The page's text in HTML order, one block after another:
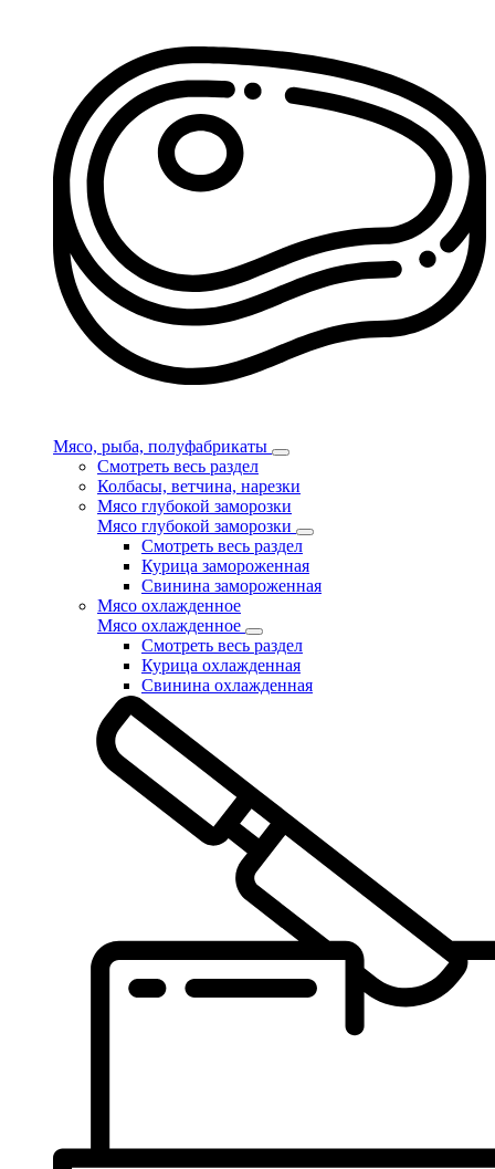
Мясо, рыба, полуфабрикаты
Смотреть весь раздел
Колбасы, ветчина, нарезки
Мясо глубокой заморозки
Мясо глубокой заморозки
Смотреть весь раздел
Курица замороженная
Свинина замороженная
Мясо охлажденное
Мясо охлажденное
Смотреть весь раздел
Курица охлажденная
Свинина охлажденная